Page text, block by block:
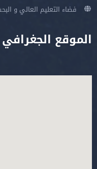
فضاء التعليم العالي و
الموقع الجغرافي